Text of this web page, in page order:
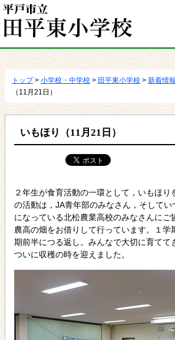
動
トップ> 小学校・中学校 > 田平東小学校 > 新着情報
（11月21日）
いもほり（11月21日）
２年生が食育活動の一環として，いもほり
の活動は，JA青年部のみなさん，そして
になっている北松農業高校のみなさんにご
農高の畑をお借りして行っています。１学
期前半につる返し。みんなで大切に育てて
ついに収穫の時を迎えました。